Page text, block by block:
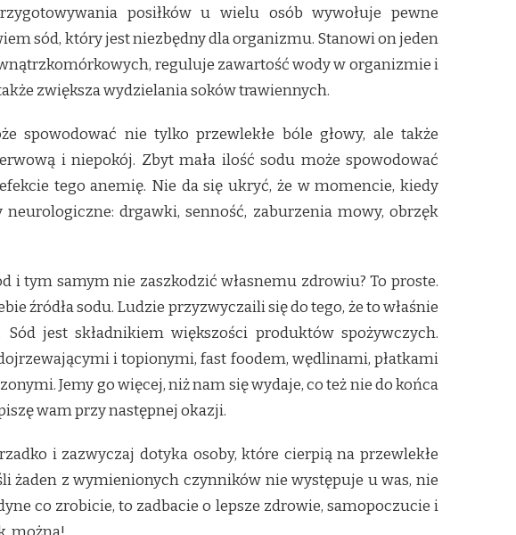
posiłków u wielu osób wywołuje pewne
sód, który jest niezbędny dla organizmu. Stanowi on jeden
reguluje zawartość wody w organizmie i
zwiększa wydzielania soków trawiennych.
spowodować nie tylko przewlekłe bóle głowy, ale także
i niepokój. Zbyt mała ilość sodu może spowodować
tego anemię. Nie da się ukryć, że w momencie, kiedy
drgawki, senność, zaburzenia mowy, obrzęk
i tym samym nie zaszkodzić własnemu zdrowiu? To proste.
źródła sodu. Ludzie przyzwyczaili się do tego, że to właśnie
jest składnikiem większości produktów spożywczych.
i topionymi, fast foodem, wędlinami, płatkami
Jemy go więcej, niż nam się wydaje, co też nie do końca
wam przy następnej okazji.
i zazwyczaj dotyka osoby, które cierpią na przewlekłe
żaden z wymienionych czynników nie występuje u was, nie
co zrobicie, to zadbacie o lepsze zdrowie, samopoczucie i